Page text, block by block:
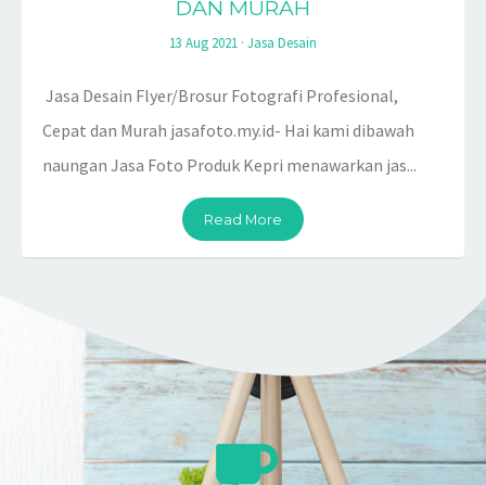
DAN MURAH
13 Aug 2021 · Jasa Desain
Jasa Desain Flyer/Brosur Fotografi Profesional,
Cepat dan Murah jasafoto.my.id- Hai kami dibawah
naungan Jasa Foto Produk Kepri menawarkan jas...
Read More